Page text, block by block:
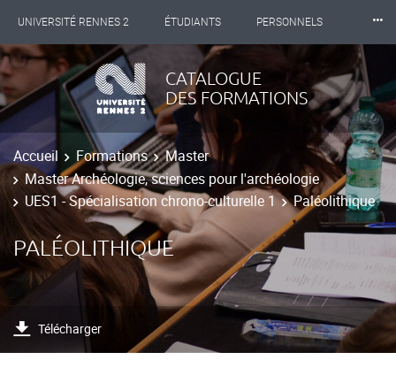
UNIVERSITÉ RENNES 2 ÉTUDIANTS PERSONNELS
INTERNATIONAL PROFESSIONNELS BIBLIOTHÈQUES
LES NOUVELLES DE RENNES 2
⸱⸱⸱
CATALOGUE
DES FORMATIONS
Accueil Formations
Master
Master Archéologie, sciences pour l'archéologie
UES1 - Spécialisation chrono-culturelle 1
Paléolithique
PALÉOLITHIQUE
Télécharger